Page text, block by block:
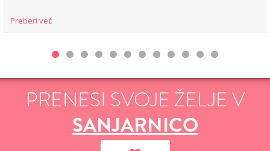
Preberi več
PRENESI SVOJE ŽELJE V
SANJARNICO